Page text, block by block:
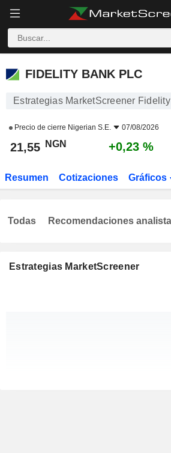
FIDELITY BANK PLC
FIDELITY BANK PLC
Estrategias MarketScreener
Precio de cierre Nigerian S.E. 07/08/2026
21,55 NGN +0,23 %
Resumen Cotizaciones Gráficos
Estrategias MarketScreener
Todas Recomendaciones